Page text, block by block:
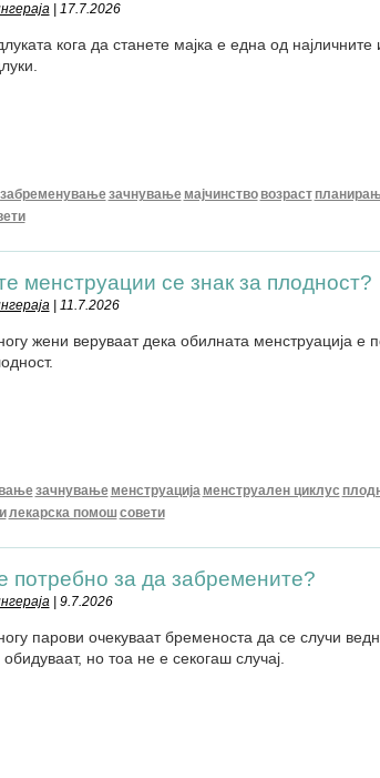
| 17.7.2026
кога да станете мајка е една од најличните
забременувањезачнување мајчинство возраст
менструации се знак за плодност?
| 11.7.2026
жени веруваат дека обилната менструација е
зачнување менструација менструален циклус
лекарска помош совети
потребно за да забремените?
| 9.7.2026
парови очекуваат бременоста да се случи
обидуваат, но тоа не е секогаш случај.